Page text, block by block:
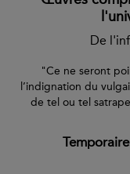
De
"Ce ne seront
l’indignation du
de tel ou tel